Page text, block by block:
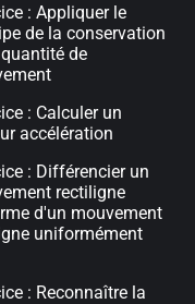
: Appliquer le
de la conservation
de
: Calculer un
accélération
: Différencier un
rectiligne
d'un mouvement
uniformément
: Reconnaître la